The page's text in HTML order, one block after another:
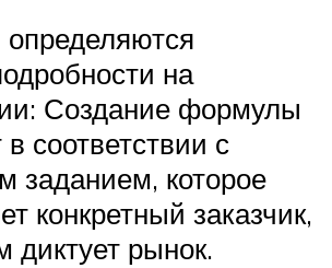
на
Создание формулы
соответствии с
заданием, которое
конкретный заказчик,
диктует рынок.